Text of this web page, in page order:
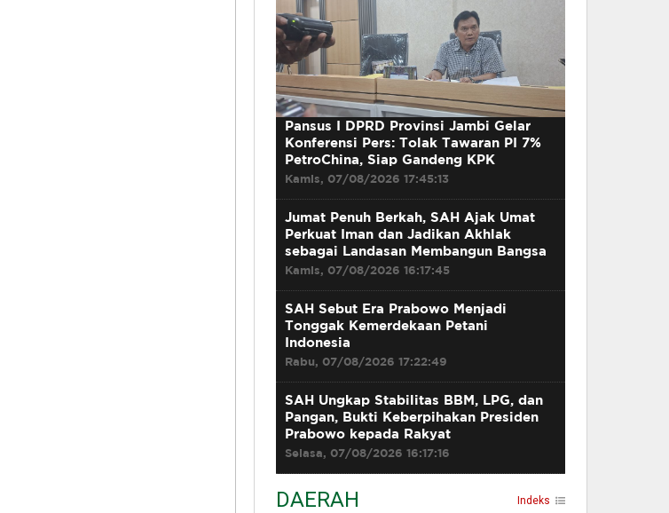
Pansus I DPRD Provinsi Jambi Gelar
Konferensi Pers: Tolak Tawaran PI 7%
PetroChina, Siap Gandeng KPK
Kamis, 07/08/2026 17:45:13
Jumat Penuh Berkah, SAH Ajak Umat
Perkuat Iman dan Jadikan Akhlak
sebagai Landasan Membangun Bangsa
Kamis, 07/08/2026 16:17:45
SAH Sebut Era Prabowo Menjadi
Tonggak Kemerdekaan Petani
Indonesia
Rabu, 07/08/2026 17:22:49
SAH Ungkap Stabilitas BBM, LPG, dan
Pangan, Bukti Keberpihakan Presiden
Prabowo kepada Rakyat
Selasa, 07/08/2026 16:17:16
DAERAH Indeks